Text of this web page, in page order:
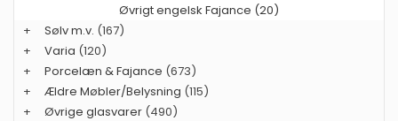
Øvrigt engelsk Fajance (20)
+
Sølv m.v. (167)
+
Varia (120)
+
Porcelæn & Fajance (673)
+
Ældre Møbler/Belysning (115)
+
Øvrige glasvarer (490)